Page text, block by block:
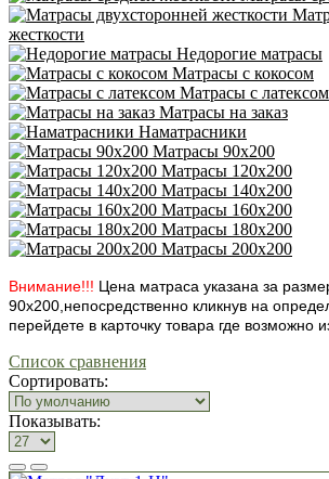
жесткости
Недорогие матрасы
Матрасы с кокосом
Матрасы с латексом
Матрасы на заказ
Наматрасники
Матрасы 90х200
Матрасы 120х200
Матрасы 140х200
Матрасы 160х200
Матрасы 180х200
Матрасы 200х200
Внимание!!! Цена матраса указана за
90х200,непосредственно кликнув на
перейдете в карточку товара где возможно
Список сравнения
Сортировать:
Показывать: